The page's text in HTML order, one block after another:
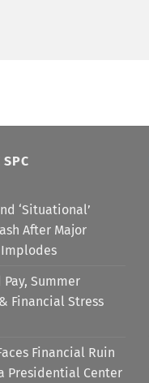
SPC
‘Situational’
After Major
Summer
Financial Stress
Financial Ruin
Presidential Center